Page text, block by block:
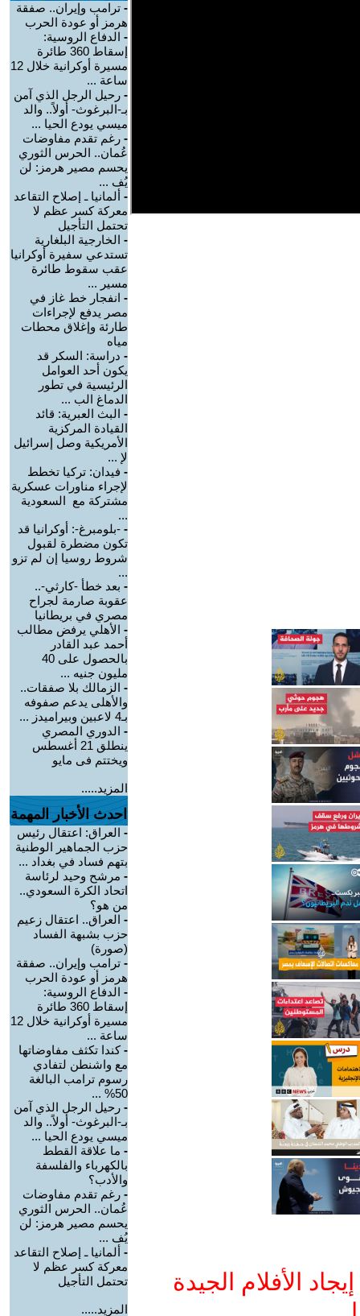
الأفلام الجيدة
- ترامب وإيران.. صفقة
هرمز أو عودة الحرب
- الدفاع الروسية:
إسقاط 360 طائرة
مسيرة أوكرانية خلال 12
ساعة ...
- رحيل الرجل الذي آمن
بـ-البرغوث- أولاً.. والد
ميسي يودع الحيا ...
- رغم تقدم مفاوضات
عُمان.. الحرس الثوري
يحسم مصير هرمز: لن
يُف ...
- ألمانيا ـ إصلاح التقاعد
معركة كسر عظم لا
تحتمل التأجيل
- الخارجية البلغارية
تستدعي سفيرة أوكرانيا
عقب سقوط طائرة
مسير ...
- انفجار خط غاز في
مصر يدفع لإجراءات
طارئة وإغلاق محطات
مياه
- دراسة: السكر قد
يكون أحد العوامل
الرئيسية في تطور
الدماغ الب ...
- البث العبرية: قائد
القيادة المركزية
الأمريكية وصل إسرائيل
لإ ...
- فيدان: تركيا تخطط
لإجراء مناورات عسكرية
مشتركة مع السعودية
...
- -بلومبرغ-: أوكرانيا قد
تكون مضطرة لقبول
شروط روسيا إن لم تزو
...
- بعد خطأ -كارثي-..
عقوبة صارمة لجراح
مصري في بريطانيا
- الأهلي يرفض مطالب
أحمد عبد القادر
بالحصول على 40
مليون جنيه ...
- الزمالك بلا صفقات..
والأهلى يدعم صفوفه
بـ4 لاعبين وبيراميدز ...
- الدوري المصري
ينطلق 21 أغسطس
ويختتم فى مايو
المزيد.....
احدث الأخبار المهمة
- العراق: اعتقال رئيس
حزب الجماهير الوطنية
بتهم فساد في بغداد ...
- مرشح وحيد لرئاسة
اتحاد الكرة السعودي..
من هو؟
- العراق.. اعتقال زعيم
حزب بشبهة الفساد
(صورة)
- ترامب وإيران.. صفقة
هرمز أو عودة الحرب
- الدفاع الروسية:
إسقاط 360 طائرة
مسيرة أوكرانية خلال 12
ساعة ...
-كندا تكثف مفاوضاتها
مع واشنطن لتفادي
رسوم ترامب البالغة
50% ...
- رحيل الرجل الذي آمن
بـ-البرغوث- أولاً.. والد
ميسي يودع الحيا ...
- ما علاقة القطط
بالكهرباء والفلسفة
والأدب؟
- رغم تقدم مفاوضات
عُمان.. الحرس الثوري
يحسم مصير هرمز: لن
يُف ...
- ألمانيا ـ إصلاح التقاعد
معركة كسر عظم لا
تحتمل التأجيل
المزيد.....